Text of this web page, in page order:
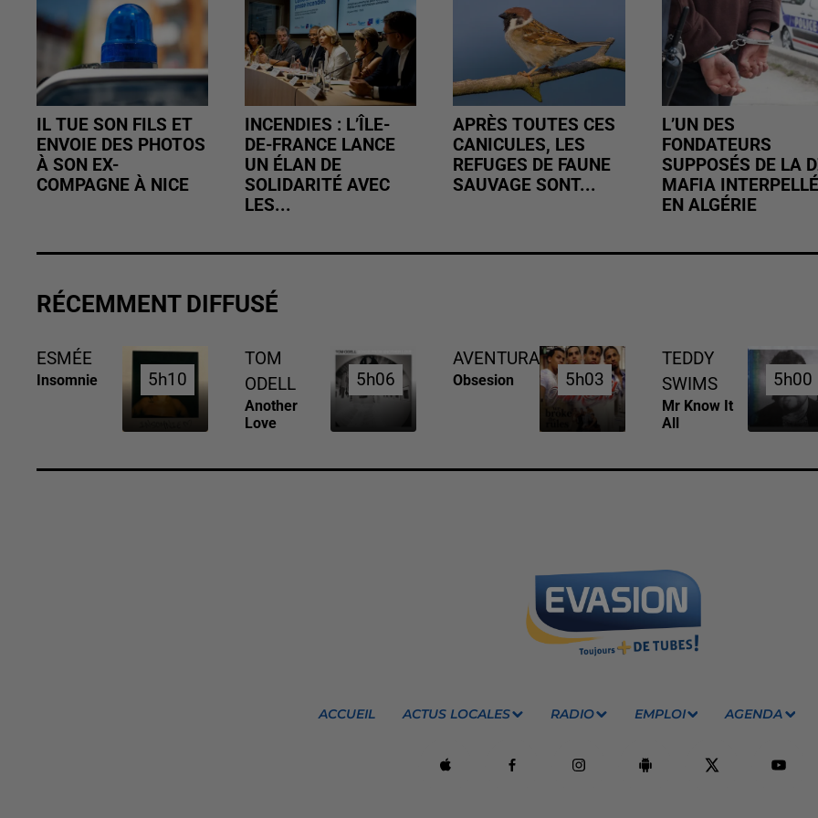
IL TUE SON FILS ET
ENVOIE DES PHOTOS
À SON EX-
COMPAGNE À NICE
INCENDIES : L’ÎLE-
DE-FRANCE LANCE
UN ÉLAN DE
SOLIDARITÉ AVEC
LES...
APRÈS TOUTES CES
CANICULES, LES
REFUGES DE FAUNE
SAUVAGE SONT...
L’UN DES
FONDATEURS
SUPPOSÉS DE LA
MAFIA INTERPELLÉ
EN ALGÉRIE
RÉCEMMENT DIFFUSÉ
ESMÉE
Insomnie 5h10
5h10
TOM
ODELL
Another
Love
5h06
5h06
AVENTURA
Obsesion 5h03
5h03
TEDDY
SWIMS
Mr Know It
All
5h00
5h00
ACCUEIL ACTUS LOCALES RADIO EMPLOI AGENDA